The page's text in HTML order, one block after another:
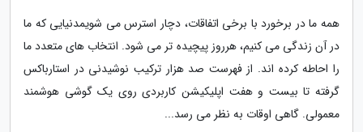
همه ما در برخورد با برخی اتفاقات، دچار استرس می شویمدنیایی که ما
در آن زندگی می کنیم، هرروز پیچیده تر می شود. انتخاب های متعدد ما
را احاطه کرده اند. از فهرست صد هزار ترکیب نوشیدنی در استارباکس
گرفته تا بیست و هفت اپلیکیشن کاربردی روی یک گوشی هوشمند
معمولی. گاهی اوقات به نظر می رسد...